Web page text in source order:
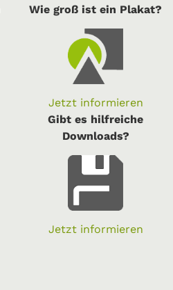
Wie groß ist ein Plakat?
Jetzt informieren
Gibt es hilfreiche
Downloads?
Jetzt informieren